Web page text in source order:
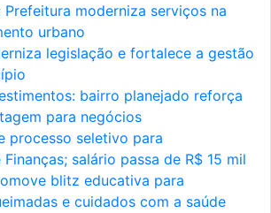
Prefeitura moderniza serviços na
urbano
legislação e fortalece a gestão
bairro planejado reforça
para negócios
processo seletivo para
salário passa de R$ 15 mil
blitz educativa para
e cuidados com a saúde